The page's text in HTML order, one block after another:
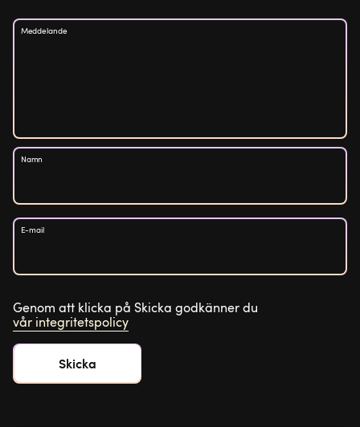
Meddelande
Namn
E-mail
Genom att klicka på Skicka godkänner du
vår integritetspolicy